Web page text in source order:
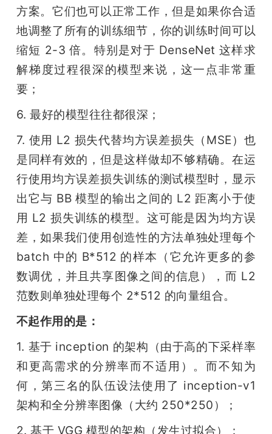
方案。它们也可以正常工作，但是如果你合适
地调整了所有的训练细节，你的训练时间可以
缩短 2-3 倍。特别是对于 DenseNet 这样求
解梯度过程很深的模型来说，这一点非常重
要；
6. 最好的模型往往都很深；
7. 使用 L2 损失代替均方误差损失（MSE）也
是同样有效的，但是这样做却不够精确。在运
行使用均方误差损失训练的测试模型时，显示
出它与 BB 模型的输出之间的 L2 距离小于使
用 L2 损失训练的模型。这可能是因为均方误
差，如果我们使用创造性的方法单独处理每个
batch 中的 B*512 的样本（它允许更多的参
数调优，并且共享图像之间的信息），而 L2
范数则单独处理每个 2*512 的向量组合。
不起作用的是：
1. 基于 inception 的架构（由于高的下采样率
和更高需求的分辨率而不适用）。而不知为
何，第三名的队伍设法使用了 inception-v1
架构和全分辨率图像（大约 250*250）；
2. 基于 VGG 模型的架构（发生过拟合）；